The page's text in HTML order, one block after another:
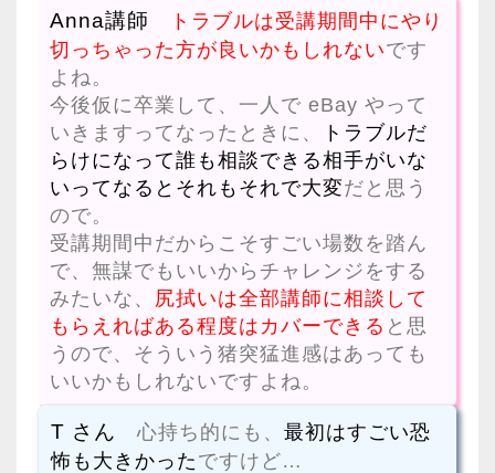
Anna講師
トラブルは受講期間中にやり
切っちゃった方が良いかもしれないです
よね。
今後仮に卒業して、一人で eBay やって
いきますってなったときに、
トラブルだ
らけになって誰も相談できる相手がいな
いってなるとそれもそれで大変だと思う
ので。
受講期間中だからこそすごい場数を踏ん
で、無謀でもいいからチャレンジをする
みたいな、 尻拭いは全部講師に相談して
もらえればある程度はカバーできる と思
うので、そういう猪突猛進感はあっても
いいかもしれないですよね。
T さん 心持ち的にも、 最初はすごい恐
怖も大きかったですけど…